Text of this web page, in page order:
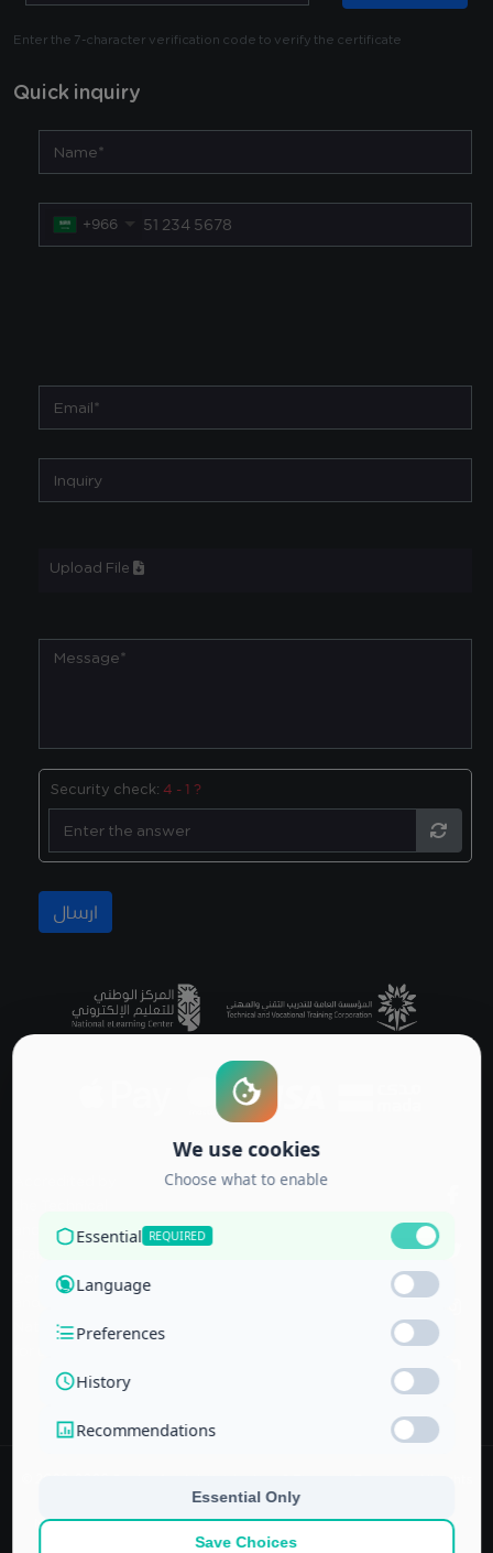
Enter the 7-character verification code to verify the certificate
Quick inquiry
+966
Upload File
Security check:4 - 1 ?
and Vocational
Training
Corporation
and the
National Center
reserved.
No part of this website or its ideas may be copied or used in other
projects without prior written permission.